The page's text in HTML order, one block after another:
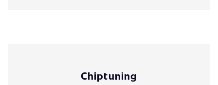
Chiptuning